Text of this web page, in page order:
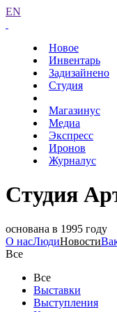
EN
Новое
Инвентарь
Задизайнено
Студия
Магазинус
Медиа
Экспресс
Иронов
Журналус
Студия
основана в 1995 году
О насЛюдиНовости
Все
Все
Выставки
Выступления